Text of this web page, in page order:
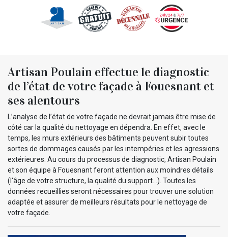
Artisan Poulain effectue le diagnostic
de l’état de votre façade à Fouesnant et
ses alentours
L’analyse de l’état de votre façade ne devrait jamais être mise de
côté car la qualité du nettoyage en dépendra. En effet, avec le
temps, les murs extérieurs des bâtiments peuvent subir toutes
sortes de dommages causés par les intempéries et les agressions
extérieures. Au cours du processus de diagnostic, Artisan Poulain
et son équipe à Fouesnant feront attention aux moindres détails
(l'âge de votre structure, la qualité du support…). Toutes les
données recueillies seront nécessaires pour trouver une solution
adaptée et assurer de meilleurs résultats pour le nettoyage de
votre façade.